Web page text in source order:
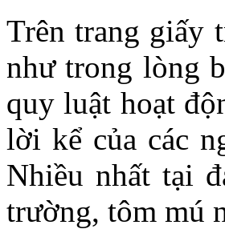
Trên trang giấy
như trong lòng
quy luật hoạt
lời kể của các
Nhiều nhất tại
trường, tôm mú